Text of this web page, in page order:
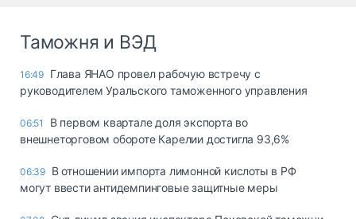
Таможня и ВЭД
16:49 Глава ЯНАО провел рабочую встречу с
руководителем Уральского таможенного управления
06:51
В первом квартале доля экспорта во
внешнеторговом обороте Карелии достигла 93,6%
06:39 В отношении импорта лимонной кислоты в РФ
могут ввести антидемпинговые защитные меры